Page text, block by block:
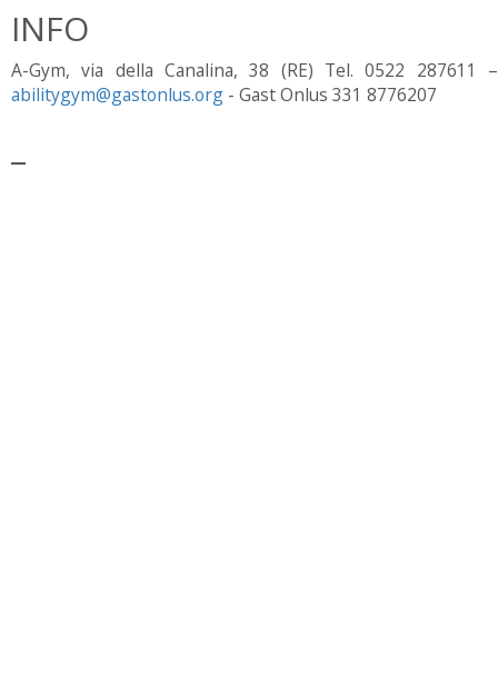
INFO
A-Gym, via della Canalina, 38 (RE) Tel. 0522 287611 –
abilitygym@gastonlus.org - Gast Onlus 331 8776207